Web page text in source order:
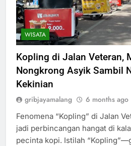
WISATA
Kopling di Jalan Veteran,
Nongkrong Asyik Sambil
Kekinian
gribjayamalang 6 months ago
Fenomena “Kopling” di Jalan
jadi perbincangan hangat di
pecinta kopi. Istilah